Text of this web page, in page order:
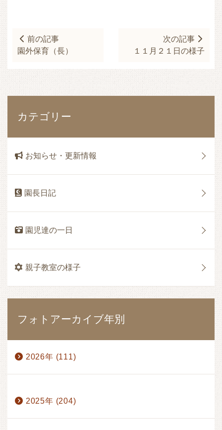
カテゴリー
お知らせ・更新情報
園長日記
園児達の一日
親子教室の様子
フォトアーカイブ年別
2026年 (111)
2025年 (204)
前の記事
園外保育（長）
次の記事
１１月２１日の様子